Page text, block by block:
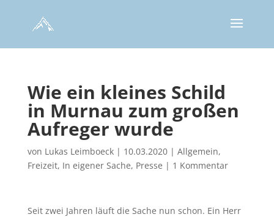
Wie ein kleines Schild
in Murnau zum großen
Aufreger wurde
von Lukas Leimboeck| 10.03.2020| Allgemein,
Freizeit, In eigener Sache, Presse | 1 Kommentar
Seit zwei Jahren läuft die Sache nun schon. Ein Herr